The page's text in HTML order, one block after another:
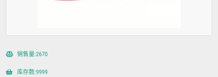
销售量:2670
库存数:9999